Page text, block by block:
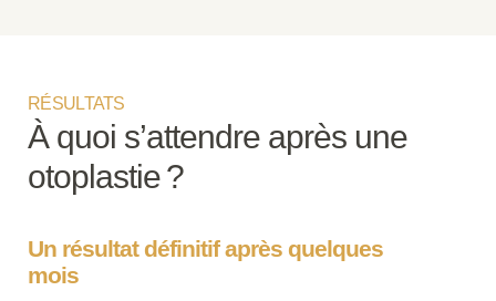
RÉSULTATS
À quoi s’attendre après une
otoplastie ?
Un résultat définitif après quelques
mois